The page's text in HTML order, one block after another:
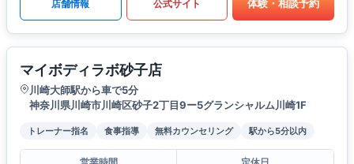
店舗情報 公式サイト 体験・相談予約
マイボディラボ砂子店
川崎大師駅から車で5分
神奈川県川崎市川崎区砂子2丁目9ー5グランシャルム川崎1F
トレーナー指名 食事指導 無料カウンセリング 駅から5分以内